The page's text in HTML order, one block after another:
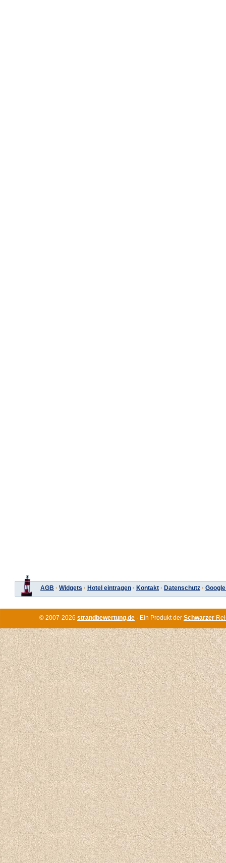
AGB · Widgets · Hotel eintragen · Kontakt · Datenschutz ·
© 2007-2026 strandbewertung.de · Ein Produkt der Schwarzer